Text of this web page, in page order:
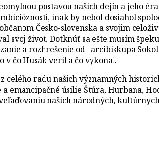
postavou našich dejín a jeho
inak by nebol dosiahol
Česko-slovenska a svojim
svoj život. Dotknúť sa ešte musím
a rozhrešenie od arcibiskupa
čo Husák veril a čo vykonal.
radu našich významných
emancipačné úsilie Štúra, Hurbana,
našich národných,